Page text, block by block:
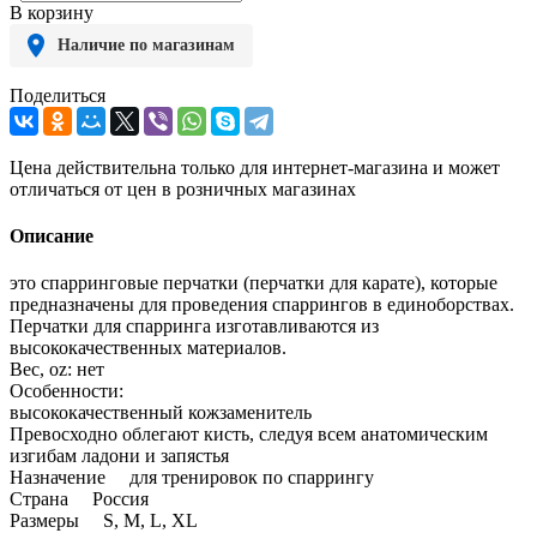
В корзину
Наличие по магазинам
Поделиться
Цена действительна только для интернет-магазина и может
отличаться от цен в розничных магазинах
Описание
это спарринговые перчатки (перчатки для карате), которые
предназначены для проведения спаррингов в единоборствах.
Перчатки для спарринга изготавливаются из
высококачественных материалов.
Вес, oz: нет
Особенности:
высококачественный кожзаменитель
Превосходно облегают кисть, следуя всем анатомическим
изгибам ладони и запястья
Назначение для тренировок по спаррингу
Страна Россия
Размеры S, M, L, XL